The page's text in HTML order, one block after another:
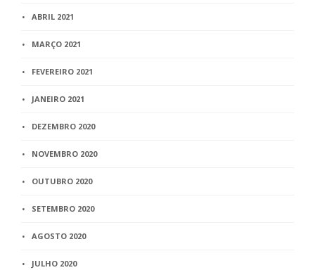
ABRIL 2021
MARÇO 2021
FEVEREIRO 2021
JANEIRO 2021
DEZEMBRO 2020
NOVEMBRO 2020
OUTUBRO 2020
SETEMBRO 2020
AGOSTO 2020
JULHO 2020